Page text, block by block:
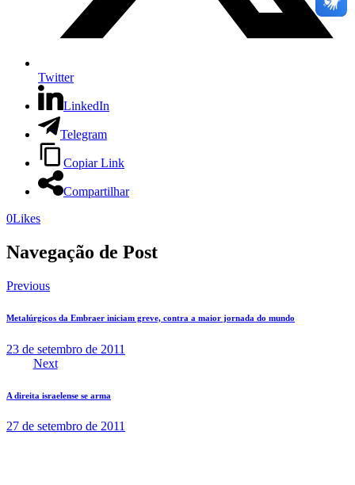
Twitter
LinkedIn
Telegram
Copiar Link
Compartilhar
0Likes
Navegação de Post
Previous
Metalúrgicos da Embraer iniciam greve, contra a maior jornada do mundo
23 de setembro de 2011
Next
A direita israelense se arma
27 de setembro de 2011